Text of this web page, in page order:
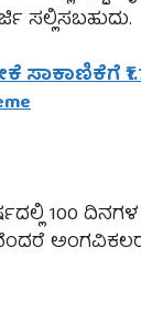
ಸಲ್ಲಿಸಬಹುದು.
100